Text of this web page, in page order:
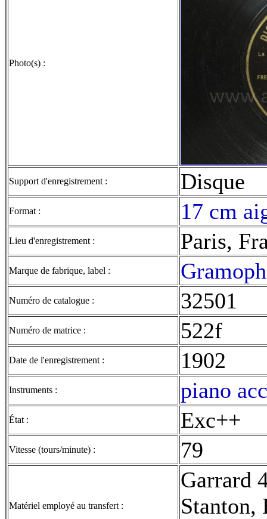
Photo(s) :
Support d'enregistrement : Disque
Format : 17 cm
Lieu d'enregistrement : Paris,
Marque de fabrique, label :
Numéro de catalogue : 32501
Numéro de matrice : 522f
Date de l'enregistrement : 1902
Instruments : piano
État : Exc++
Vitesse (tours/minute) : 79
Matériel employé au transfert :
Garrard
Stanton,